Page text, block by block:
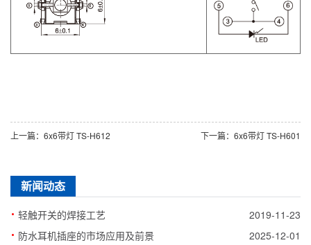
上一篇：6x6带灯 TS-H612 下一篇：6x6带灯 TS-H601
新闻动态
· 轻触开关的焊接工艺 2019-11-23
· 防水耳机插座的市场应用及前景 2025-12-01